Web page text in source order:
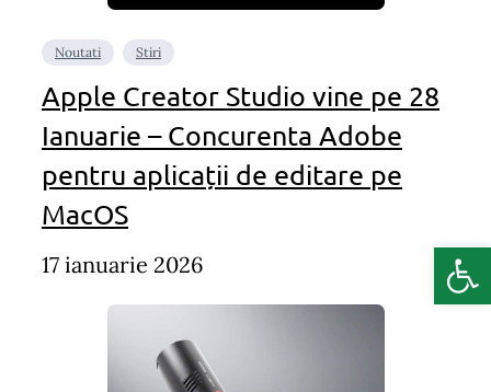
Noutati Stiri
Apple Creator Studio vine pe 28
Ianuarie – Concurenta Adobe
pentru aplicații de editare pe
MacOS
17 ianuarie 2026